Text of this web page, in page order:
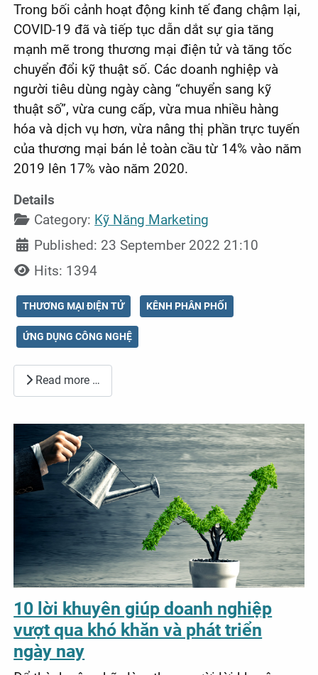
Trong bối cảnh hoạt động kinh tế đang chậm lại,
COVID-19 đã và tiếp tục dẫn dắt sự gia tăng
mạnh mẽ trong thương mại điện tử và tăng tốc
chuyển đổi kỹ thuật số. Các doanh nghiệp và
người tiêu dùng ngày càng “chuyển sang kỹ
thuật số”, vừa cung cấp, vừa mua nhiều hàng
hóa và dịch vụ hơn, vừa nâng thị phần trực tuyến
của thương mại bán lẻ toàn cầu từ 14% vào năm
2019 lên 17% vào năm 2020.
Details
Category: Kỹ Năng Marketing
Published: 23 September 2022 21:10
Hits: 1394
THƯƠNG MẠI ĐIỆN TỬ KÊNH PHÂN PHỐI
ỨNG DỤNG CÔNG NGHỆ
Read more …
10 lời khuyên giúp doanh nghiệp
vượt qua khó khăn và phát triển
ngày nay